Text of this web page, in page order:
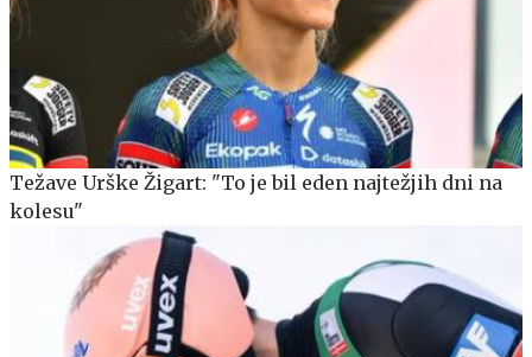
Težave Urške Žigart: "To je bil eden najtežjih dni na
kolesu"